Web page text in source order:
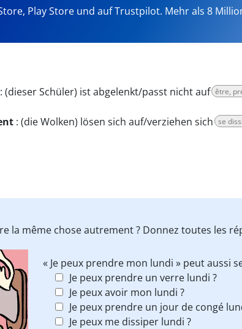
Play Store und auf Trustpilot. Mehr als 8
: (dieser Schüler) ist abgelenkt/passt nicht auf être,
: (die Wolken) lösen sich auf/verziehen sich se
la même chose autrement ? Donnez toutes les
« Je peux prendre mon lundi » peut aussi
Je peux prendre un verre lundi ?
Je peux avoir mon lundi ?
Je peux prendre un jour de congé
Je peux me dissiper lundi ?